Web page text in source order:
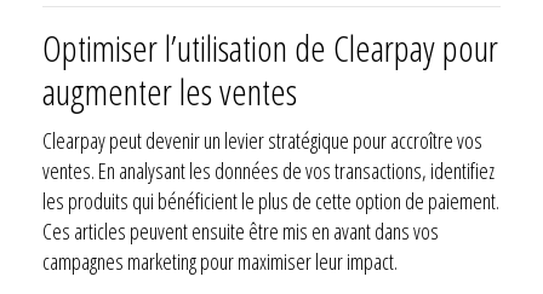
Optimiser l’utilisation de Clearpay pour
augmenter les ventes
Clearpay peut devenir un levier stratégique pour accroître vos
ventes. En analysant les données de vos transactions, identifiez
les produits qui bénéficient le plus de cette option de paiement.
Ces articles peuvent ensuite être mis en avant dans vos
campagnes marketing pour maximiser leur impact.